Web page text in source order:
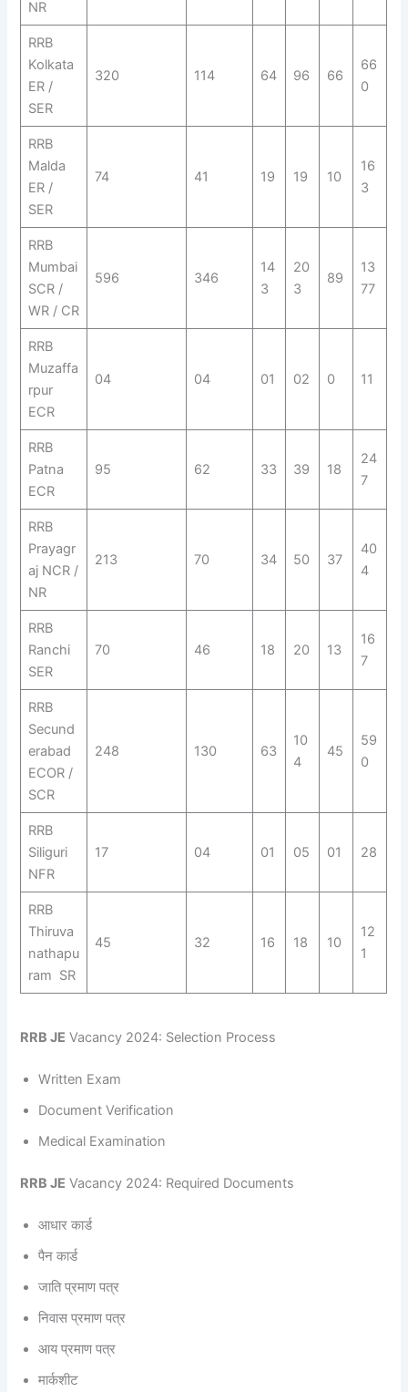
NR
RRB
Kolkata
ER /
SER
320 114 64 96 66
66
0
RRB
Malda
ER /
SER
74 41 19 19 10
16
3
RRB
Mumbai
SCR /
WR / CR
596 346
14
3
20
3
89
13
77
RRB
Muzaffa
rpur
ECR
04 04 01 02 0 11
RRB
Patna
ECR
95 62 33 39 18
24
7
RRB
Prayagr
aj NCR /
NR
213 70 34 50 37
40
4
RRB
Ranchi
SER
70 46 18 20 13
16
7
RRB
Secund
erabad
ECOR /
SCR
248 130 63
10
4
45
59
0
RRB
Siliguri
NFR
17 04 01 05 01 28
RRB
Thiruva
nathapu
ram SR
45 32 16 18 10
12
1
RRB JE Vacancy 2024: Selection Process
Written Exam
Document Verification
Medical Examination
RRB JE Vacancy 2024: Required Documents
आधार कार्ड
पैन कार्ड
जाति प्रमाण पत्र
निवास प्रमाण पत्र
आय प्रमाण पत्र
मार्कशीट